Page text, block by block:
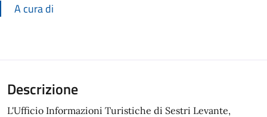
A cura di
Descrizione
L'Ufficio Informazioni Turistiche di Sestri Levante,